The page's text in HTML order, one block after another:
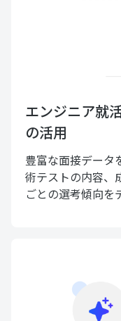
エンジニア就
の活用
豊富な面接データ
術テストの内容、
ごとの選考傾向を